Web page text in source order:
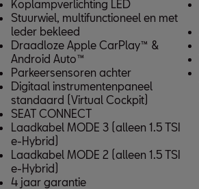
Koplampverlichting LED
Stuurwiel, multifunctioneel en met
leder bekleed
Draadloze Apple CarPlay™ &
Android Auto™
Parkeersensoren achter
Digitaal instrumentenpaneel
standaard (Virtual Cockpit)
SEAT CONNECT
Laadkabel MODE 3 (alleen 1.5 TSI
e-Hybrid)
Laadkabel MODE 2 (alleen 1.5 TSI
e-Hybrid)
4 jaar garantie